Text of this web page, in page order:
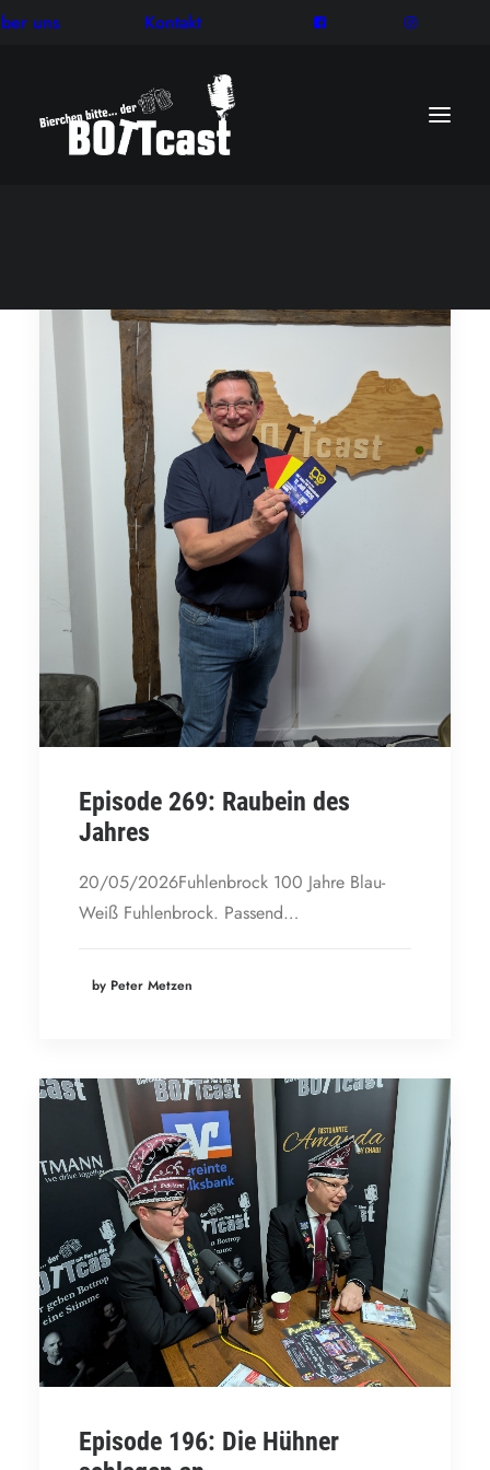
uns Kontakt
Episode 269: Raubein des
Jahres
20/05/2026Fuhlenbrock 100 Jahre Blau-
Weiß Fuhlenbrock. Passend…
by Peter Metzen
Episode 196: Die Hühner